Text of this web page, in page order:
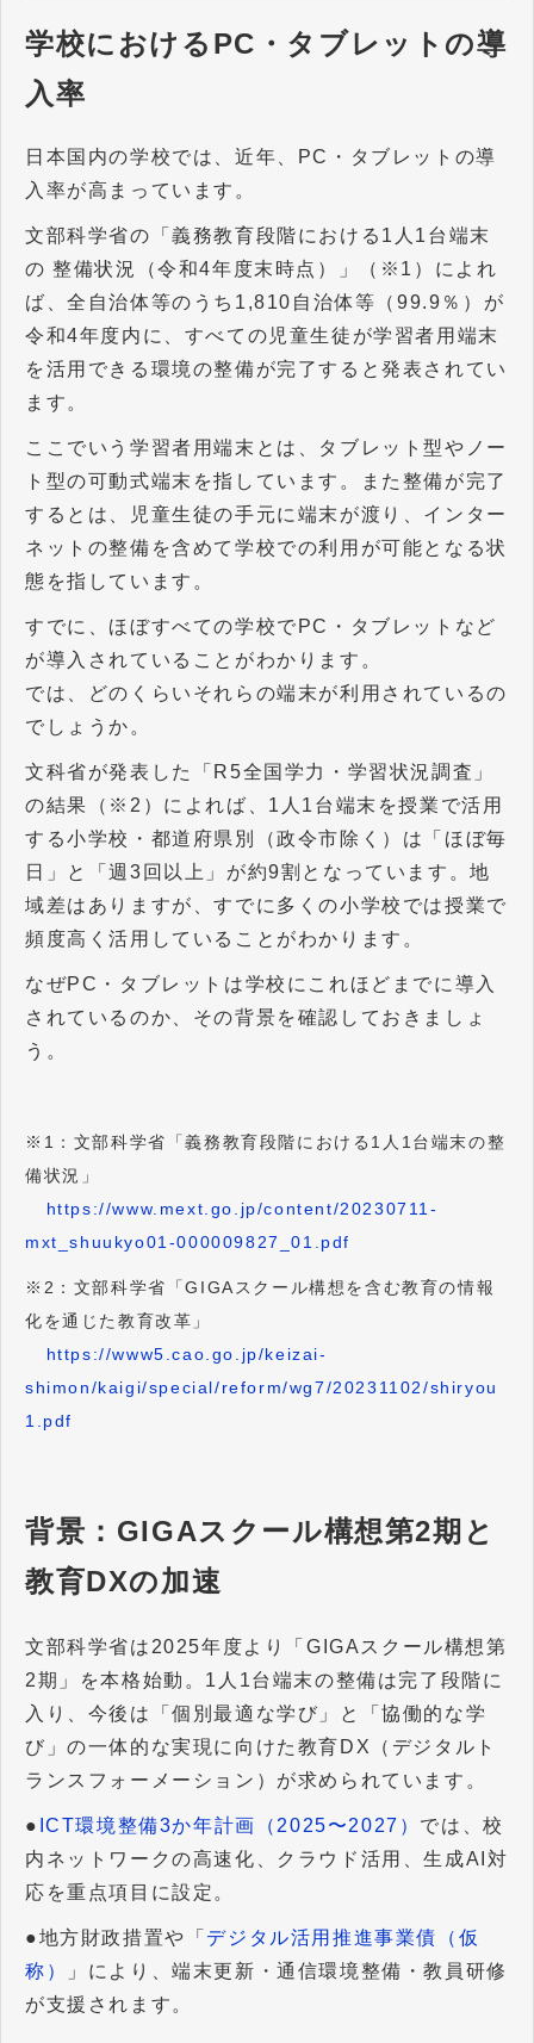
学校におけるPC・タブレットの導
入率
日本国内の学校では、近年、PC・タブレットの導
入率が高まっています。
文部科学省の「義務教育段階における1人1台端末
の 整備状況（令和4年度末時点）」（※1）によれ
ば、全自治体等のうち1,810自治体等（99.9％）が
令和4年度内に、すべての児童生徒が学習者用端末
を活用できる環境の整備が完了すると発表されてい
ます。
ここでいう学習者用端末とは、タブレット型やノー
ト型の可動式端末を指しています。また整備が完了
するとは、児童生徒の手元に端末が渡り、インター
ネットの整備を含めて学校での利用が可能となる状
態を指しています。
すでに、ほぼすべての学校でPC・タブレットなど
が導入されていることがわかります。
では、どのくらいそれらの端末が利用されているの
でしょうか。
文科省が発表した「R5全国学力・学習状況調査」
の結果（※2）によれば、1人1台端末を授業で活用
する小学校・都道府県別（政令市除く）は「ほぼ毎
日」と「週3回以上」が約9割となっています。地
域差はありますが、すでに多くの小学校では授業で
頻度高く活用していることがわかります。
なぜPC・タブレットは学校にこれほどまでに導入
されているのか、その背景を確認しておきましょ
う。
※1：文部科学省「義務教育段階における1人1台端末の整
備状況」
https://www.mext.go.jp/content/20230711-
mxt_shuukyo01-000009827_01.pdf
※2：文部科学省「GIGAスクール構想を含む教育の情報
化を通じた教育改革」
https://www5.cao.go.jp/keizai-
shimon/kaigi/special/reform/wg7/20231102/shiryou
1.pdf
背景：GIGAスクール構想第2期と
教育DXの加速
文部科学省は2025年度より「GIGAスクール構想第
2期」を本格始動。1人1台端末の整備は完了段階に
入り、今後は「個別最適な学び」と「協働的な学
び」の一体的な実現に向けた教育DX（デジタルト
ランスフォーメーション）が求められています。
● ICT環境整備3か年計画（2025〜2027） では、校
内ネットワークの高速化、クラウド活用、生成AI対
応を重点項目に設定。
●地方財政措置や「 デジタル活用推進事業債（仮
称）
」により、端末更新・通信環境整備・教員研修
が支援されます。